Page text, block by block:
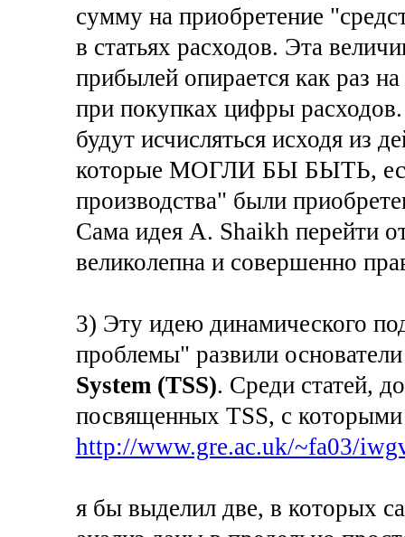
сумму на приобретение
в статьях расходов. Эта
прибылей опирается как раз
при покупках цифры
будут исчисляться исходя из
которые МОГЛИ БЫ БЫТЬ,
производства" были
Сама идея A. Shaikh перейти
великолепна и совершенно
3) Эту идею динамического
проблемы" развили
System (TSS). Среди статей,
посвященных TSS, с
http://www.gre.ac.uk/~fa03/
я бы выделил две, в которых